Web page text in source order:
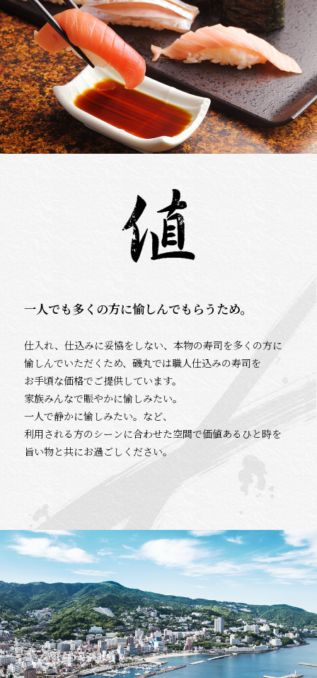
一人でも多くの方に愉しんでもらうため。
仕入れ、仕込みに妥協をしない、本物の寿司を多くの方に
愉しんでいただくため、磯丸では職人仕込みの寿司を
お手頃な価格でご提供しています。
家族みんなで賑やかに愉しみたい。
一人で静かに愉しみたい。など、
利用される方のシーンに合わせた空間で価値あるひと時を
旨い物と共にお過ごしください。